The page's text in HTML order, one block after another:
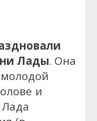
Лады. Она
и